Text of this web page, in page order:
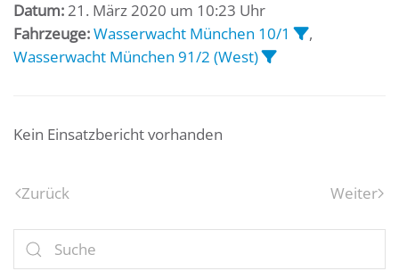
Datum:21. März 2020 um 10:23 Uhr
Fahrzeuge:Wasserwacht München 10/1
,
Wasserwacht München 91/2 (West)
Kein Einsatzbericht vorhanden
Zurück Weiter